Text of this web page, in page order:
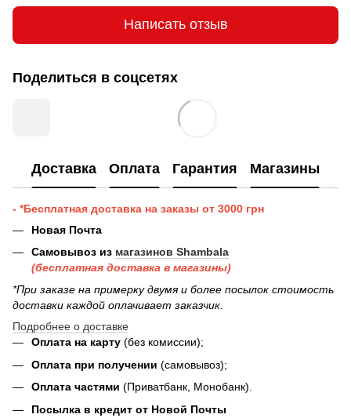
Написать отзыв
Поделиться в соцсетях
Доставка Оплата Гарантия Магазины
- *Бесплатная доставка на заказы от 3000 грн
Новая Почта
Самовывоз из магазинов Shambala
(бесплатная доставка в магазины)
*При заказе на примерку двумя и более посылок стоимость
доставки каждой оплачивает заказчик.
Подробнее о доставке
Оплата на карту (без комиссии);
Оплата при получении (самовывоз);
Оплата частями (Приватбанк, Монобанк).
Посылка в кредит от Новой Почты